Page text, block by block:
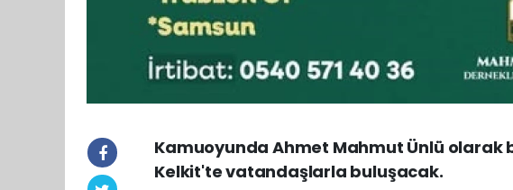
Kamuoyunda Ahmet Mahmut Ünlü olarak
Kelkit'te vatandaşlarla buluşacak.